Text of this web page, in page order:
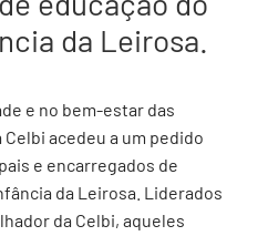
da Leirosa.
e no bem-estar das
acedeu a um pedido
e encarregados de
da Leirosa. Liderados
da Celbi, aqueles